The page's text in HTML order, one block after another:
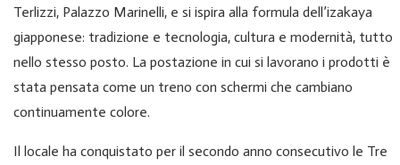
Terlizzi, Palazzo Marinelli, e si ispira alla formula dell’izakaya
giapponese: tradizione e tecnologia, cultura e modernità, tutto
nello stesso posto. La postazione in cui si lavorano i prodotti è
stata pensata come un treno con schermi che cambiano
continuamente colore.
Il locale ha conquistato per il secondo anno consecutivo le Tre